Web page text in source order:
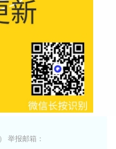
举报邮箱：